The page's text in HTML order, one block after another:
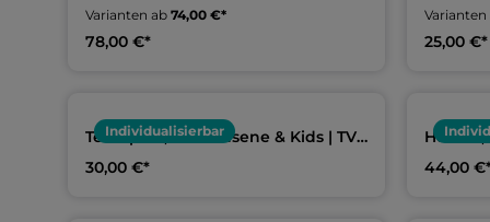
Varianten ab 74,00 €*
78,00 €*
Varianten
25,00 €*
Individualisierbar
Teampolo, Erwachsene & Kids | TV
30,00 €*
Hoodie,
44,00